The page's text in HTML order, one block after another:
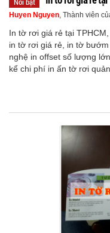
Huyen Nguyen , Thành viên
In tờ rơi giá rẻ tại
in tờ rơi giá rẻ, in tờ
nghệ in offset số lượng
kể chi phí in ấn tờ rơi